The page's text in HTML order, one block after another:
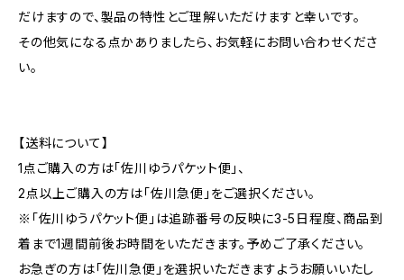
だけますので、製品の特性とご理解いただけますと幸いです。
その他気になる点かありましたら、お気軽にお問い合わせくださ
い。
【送料について】
1点ご購入の方は「佐川ゆうパケット便」、
2点以上ご購入の方は「佐川急便」をご選択ください。
※「佐川ゆうパケット便」は追跡番号の反映に3-5日程度、商品到
着まで1週間前後お時間をいただきます。予めご了承ください。
お急ぎの方は「佐川急便」を選択いただきますようお願いいたし